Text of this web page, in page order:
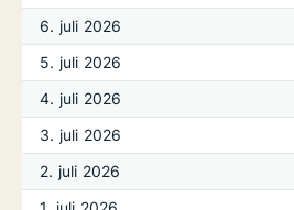
6. juli 2026
5. juli 2026
4. juli 2026
3. juli 2026
2. juli 2026